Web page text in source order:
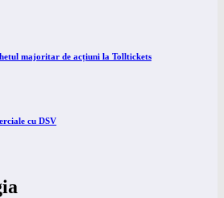
majoritar de acțiuni la Tolltickets
cu DSV